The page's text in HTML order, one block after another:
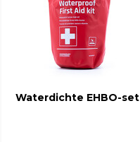
Waterdichte EHBO-set